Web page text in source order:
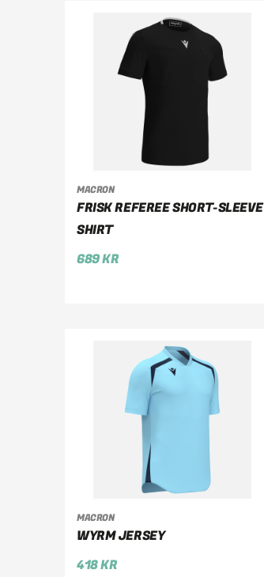
MACRON
FRISK REFEREE SHORT-SLEEVE
SHIRT
689KR
VÄLJ ALTERNATIV
MACRON
WYRM JERSEY
418KR
VÄLJ ALTERNATIV